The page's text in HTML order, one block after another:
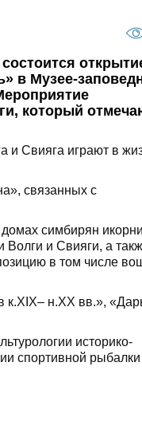
в Музее-
который
и Свияга играют в
связанных с
домах симбирян
Волги и Свияги, а
в том числе
к.XIX– н.XX вв.»,
историко-
спортивной рыбалки